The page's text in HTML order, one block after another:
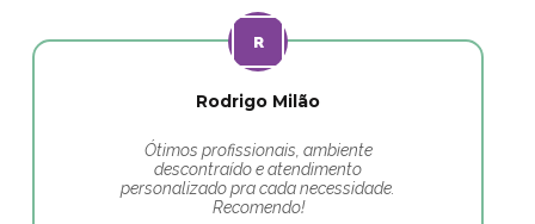
Rodrigo Milão
Ótimos profissionais, ambiente
descontraído e atendimento
personalizado pra cada necessidade.
Recomendo!